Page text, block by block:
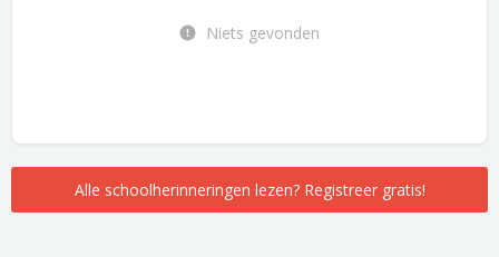
Niets gevonden
Alle schoolherinneringen lezen? Registreer gratis!